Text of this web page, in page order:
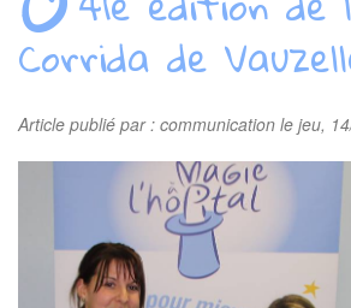
Corrida de
Article publié par : communication le jeu,